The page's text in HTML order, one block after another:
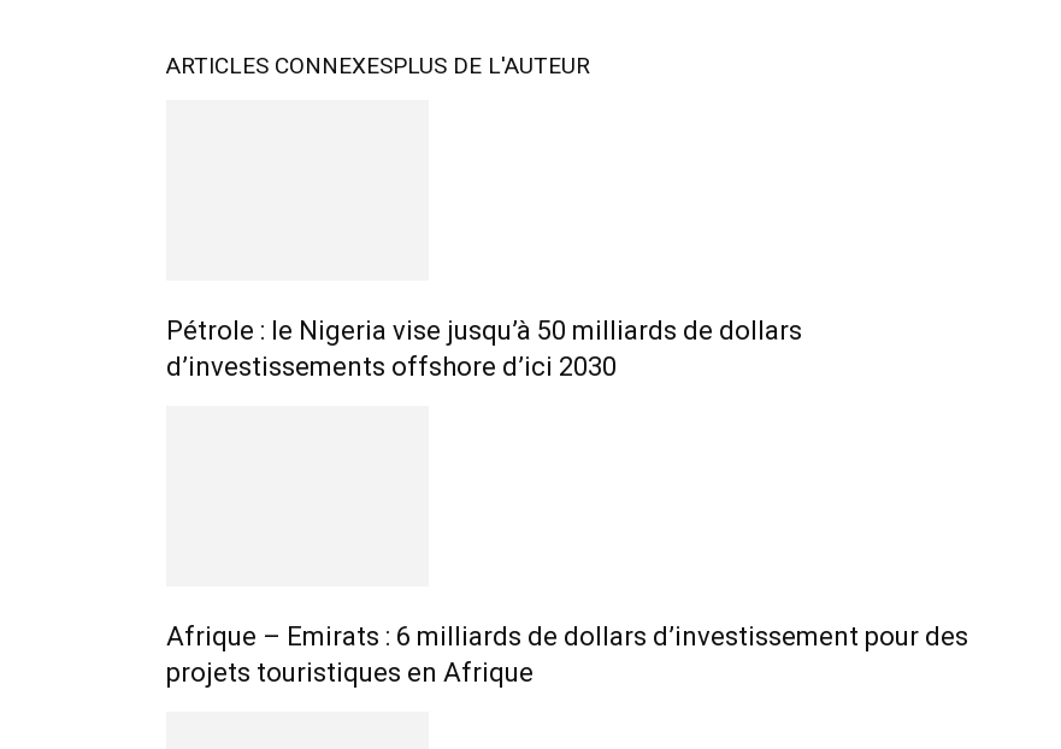
ARTICLES CONNEXESPLUS DE L'AUTEUR
Pétrole : le Nigeria vise jusqu’à 50 milliards de dollars
d’investissements offshore d’ici 2030
Afrique – Emirats : 6 milliards de dollars d’investissement pour des
projets touristiques en Afrique